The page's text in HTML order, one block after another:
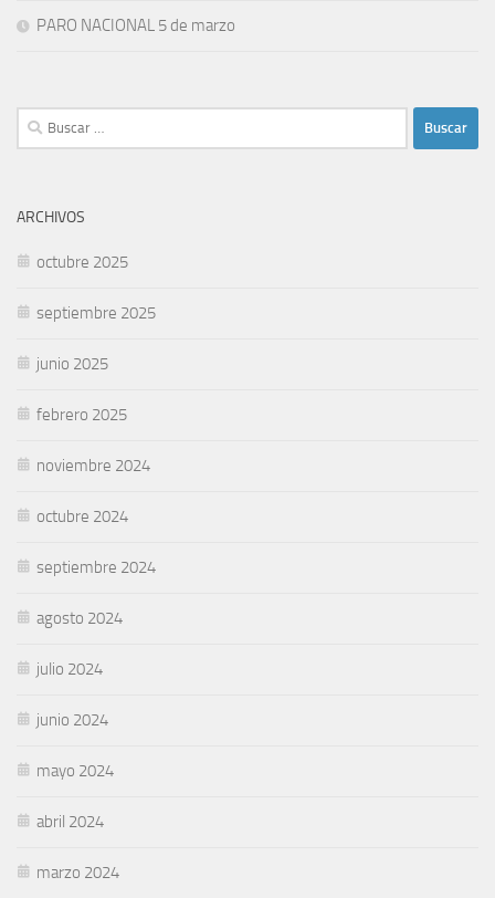
PARO NACIONAL 5 de marzo
Buscar:
ARCHIVOS
octubre 2025
septiembre 2025
junio 2025
febrero 2025
noviembre 2024
octubre 2024
septiembre 2024
agosto 2024
julio 2024
junio 2024
mayo 2024
abril 2024
marzo 2024